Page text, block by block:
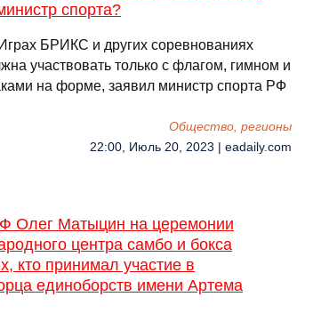
спорта?
БРИКС и других соревнованиях
участвовать только с флагом, гимном и
на форме, заявил министр спорта РФ
Общество, регионы
22:00, Июль 20, 2023 | eadaily.com
Олег Матыцин на церемонии
центра самбо и бокса
кто принимал участие в
единоборств имени Артема